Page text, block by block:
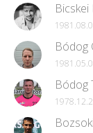
Bódog
Bódog